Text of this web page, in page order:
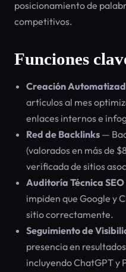
posicionamiento de
competitivos.
Funciones
Creación
artículos al mes
enlaces internos e
Red de Backlinks —
(valorados en más de
verificada de sitios
Auditoría Técnica SEO
impiden que Google y
sitio correctamente.
Seguimiento de
presencia en
incluyendo ChatGPT y